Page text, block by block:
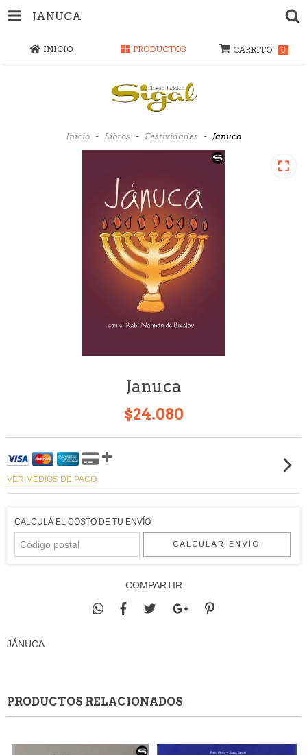
JANUCA
INICIO PRODUCTOS CARRITO 0
Inicio - Libros - Festividades - Januca
Januca
$24.080
VER MEDIOS DE PAGO
CALCULÁ EL COSTO DE TU ENVÍO
CALCULAR ENVÍO
COMPARTIR
JÁNUCA
PRODUCTOS RELACIONADOS